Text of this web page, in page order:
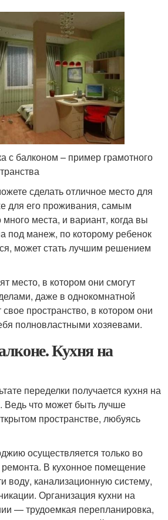
с балконом – пример грамотного
сделать отличное место для
для его проживания, самым
места, и вариант, когда вы
под манеж, по которому ребенок
может стать лучшим решением
место, в котором они смогут
даже в однокомнатной
свое пространство, в котором они
полновластными хозяевами.
Кухня на
переделки получается кухня на
Ведь что может быть лучше
пространстве, любуясь
осуществляется только во
ремонта. В кухонное помещение
воду, канализационную систему,
Организация кухни на
— трудоемкая перепланировка,